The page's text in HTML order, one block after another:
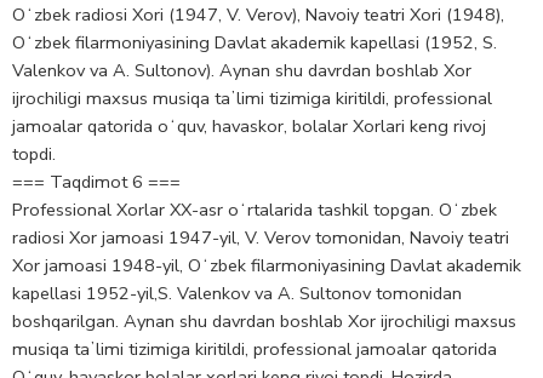
Oʻzbek radiosi Xori (1947, V. Verov), Navoiy teatri Xori (1948),
Oʻzbek filarmoniyasining Davlat akademik kapellasi (1952, S.
Valenkov va A. Sultonov). Aynan shu davrdan boshlab Xor
ijrochiligi maxsus musiqa taʼlimi tizimiga kiritildi, professional
jamoalar qatorida oʻquv, havaskor, bolalar Xorlari keng rivoj
topdi.
=== Taqdimot 6 ===
Professional Xorlar XX-asr oʻrtalarida tashkil topgan. Oʻzbek
radiosi Xor jamoasi 1947-yil, V. Verov tomonidan, Navoiy teatri
Xor jamoasi 1948-yil, Oʻzbek filarmoniyasining Davlat akademik
kapellasi 1952-yil,S. Valenkov va A. Sultonov tomonidan
boshqarilgan. Aynan shu davrdan boshlab Xor ijrochiligi maxsus
musiqa taʼlimi tizimiga kiritildi, professional jamoalar qatorida